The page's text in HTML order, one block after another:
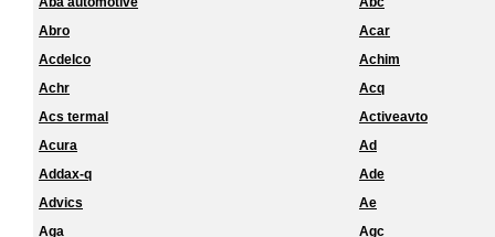
Abro
Acar
Acdelco
Achim
Achr
Acq
Acs termal
Activeavto
Acura
Ad
Addax-q
Ade
Advics
Ae
Aga
Agc